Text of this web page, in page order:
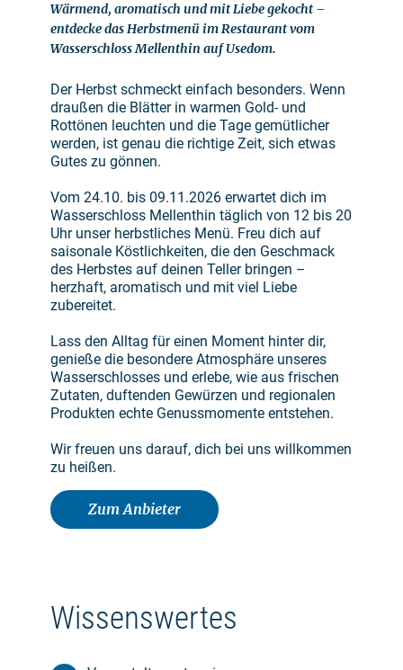
Wärmend, aromatisch und mit Liebe gekocht –
entdecke das Herbstmenü im Restaurant vom
Wasserschloss Mellenthin auf Usedom.
Der Herbst schmeckt einfach besonders. Wenn
draußen die Blätter in warmen Gold- und
Rottönen leuchten und die Tage gemütlicher
werden, ist genau die richtige Zeit, sich etwas
Gutes zu gönnen.
Vom 24.10. bis 09.11.2026 erwartet dich im
Wasserschloss Mellenthin täglich von 12 bis 20
Uhr unser herbstliches Menü. Freu dich auf
saisonale Köstlichkeiten, die den Geschmack
des Herbstes auf deinen Teller bringen –
herzhaft, aromatisch und mit viel Liebe
zubereitet.
Lass den Alltag für einen Moment hinter dir,
genieße die besondere Atmosphäre unseres
Wasserschlosses und erlebe, wie aus frischen
Zutaten, duftenden Gewürzen und regionalen
Produkten echte Genussmomente entstehen.
Wir freuen uns darauf, dich bei uns willkommen
zu heißen.
Zum Anbieter
Wissenswertes